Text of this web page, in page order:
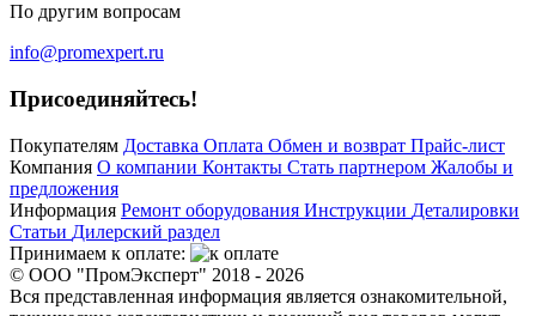
По другим вопросам
info@promexpert.ru
Присоединяйтесь!
Покупателям Доставка Оплата Обмен и возврат Прайс-лист
Компания О компании Контакты Стать партнером Жалобы и
предложения
Информация Ремонт оборудования Инструкции Деталировки
Статьи Дилерский раздел
Принимаем к оплате:
© ООО "ПромЭксперт" 2018 - 2026
Вся представленная информация является ознакомительной,